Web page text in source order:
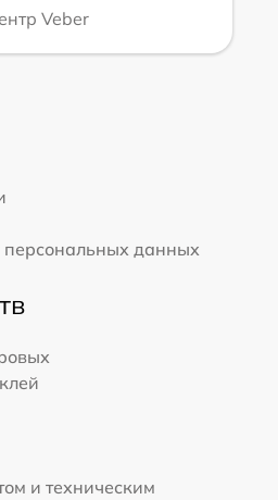
Veber
персональных данных
и техническим